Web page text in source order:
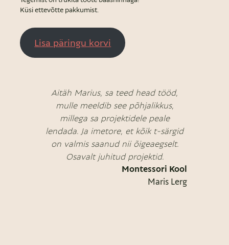
Küsi ettevõtte pakkumist.
Lisa päringu korvi
Aitäh Marius, sa teed head tööd,
mulle meeldib see põhjalikkus,
millega sa projektidele peale
lendada. Ja imetore, et kõik t-särgid
on valmis saanud nii õigeaegselt.
Osavalt juhitud projektid.
Montessori Kool
Maris Lerg